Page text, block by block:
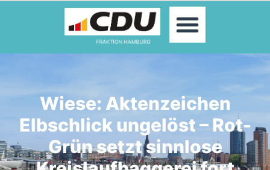
Wiese: Aktenzeichen
Elbschlick ungelöst – Rot-
Grün setzt sinnlose
MOIN!
ABGEORDNETE
KONTAKT
PRESSE